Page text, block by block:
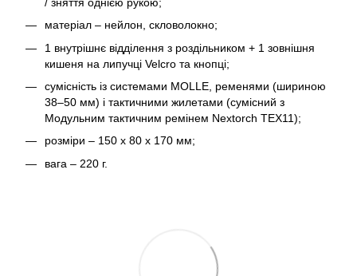
матеріал – нейлон, скловолокно;
1 внутрішнє відділення з роздільником + 1 зовнішня
кишеня на липучці Velcro та кнопці;
сумісність із системами MOLLE, ременями (шириною
38–50 мм) і тактичними жилетами (сумісний з
Модульним тактичним ремінем Nextorch TEX11);
розміри – 150 х 80 х 170 мм;
вага – 220 г.